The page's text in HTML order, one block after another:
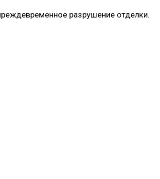
разрушение отделки.